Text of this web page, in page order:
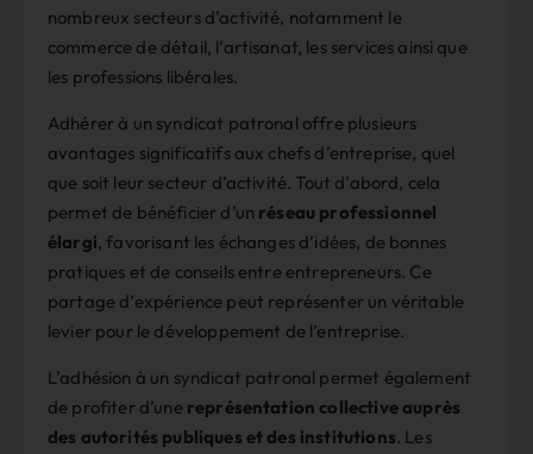
nombreux secteurs d’activité, notamment le
commerce de détail, l’artisanat, les services ainsi que
les professions libérales.
Adhérer à un syndicat patronal offre plusieurs
avantages significatifs aux chefs d’entreprise, quel
que soit leur secteur d’activité. Tout d’abord, cela
permet de bénéficier d’un réseau professionnel
élargi, favorisant les échanges d’idées, de bonnes
pratiques et de conseils entre entrepreneurs. Ce
partage d’expérience peut représenter un véritable
levier pour le développement de l’entreprise.
L’adhésion à un syndicat patronal permet également
de profiter d’une représentation collective auprès
des autorités publiques et des institutions. Les